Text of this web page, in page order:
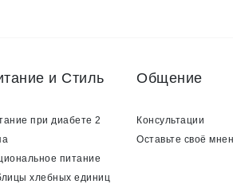
и Стиль
при диабете 2
питание
хлебных единиц
Общение
Консультации
Оставьте своё